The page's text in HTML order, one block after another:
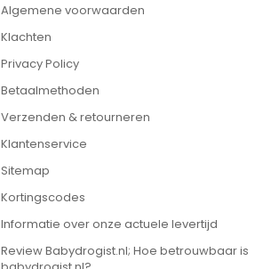
Algemene voorwaarden
Klachten
Privacy Policy
Betaalmethoden
Verzenden & retourneren
Klantenservice
Sitemap
Kortingscodes
Informatie over onze actuele levertijd
Review Babydrogist.nl; Hoe betrouwbaar is